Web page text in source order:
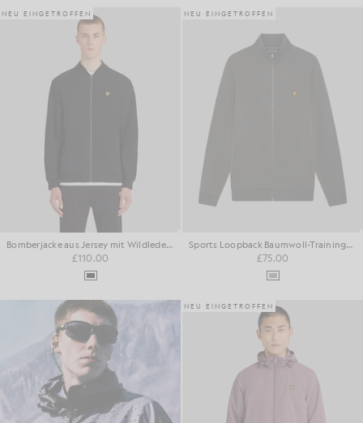
NEU EINGETROFFEN
Bomberjacke aus Jersey mit Wildlederoptik
£110.00
NEU EINGETROFFEN
Sports Loopback Baumwoll-Trainingsjacke
£75.00
NEU EINGETROFFEN